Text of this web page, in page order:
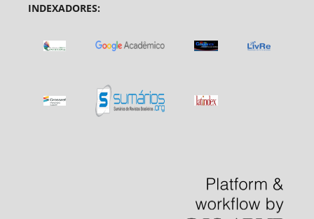
INDEXADORES: